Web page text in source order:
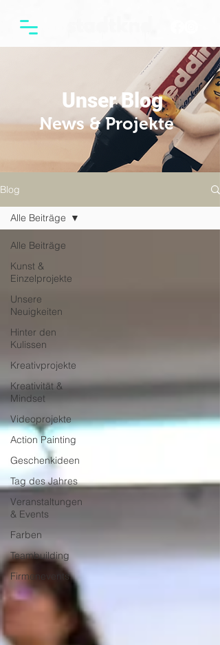
Unser Blog
News & Projekte
Blog
Alle Beiträge
Kunst &
Einzelprojekte
Unsere
Neuigkeiten
Hinter den
Kulissen
Kreativprojekte
Kreativität &
Mindset
Videoprojekte
Action Painting
Geschenkideen
Tag des Jahres
Veranstaltungen
& Events
Farben
Teambuilding
Firmenevents
Alle Beiträge